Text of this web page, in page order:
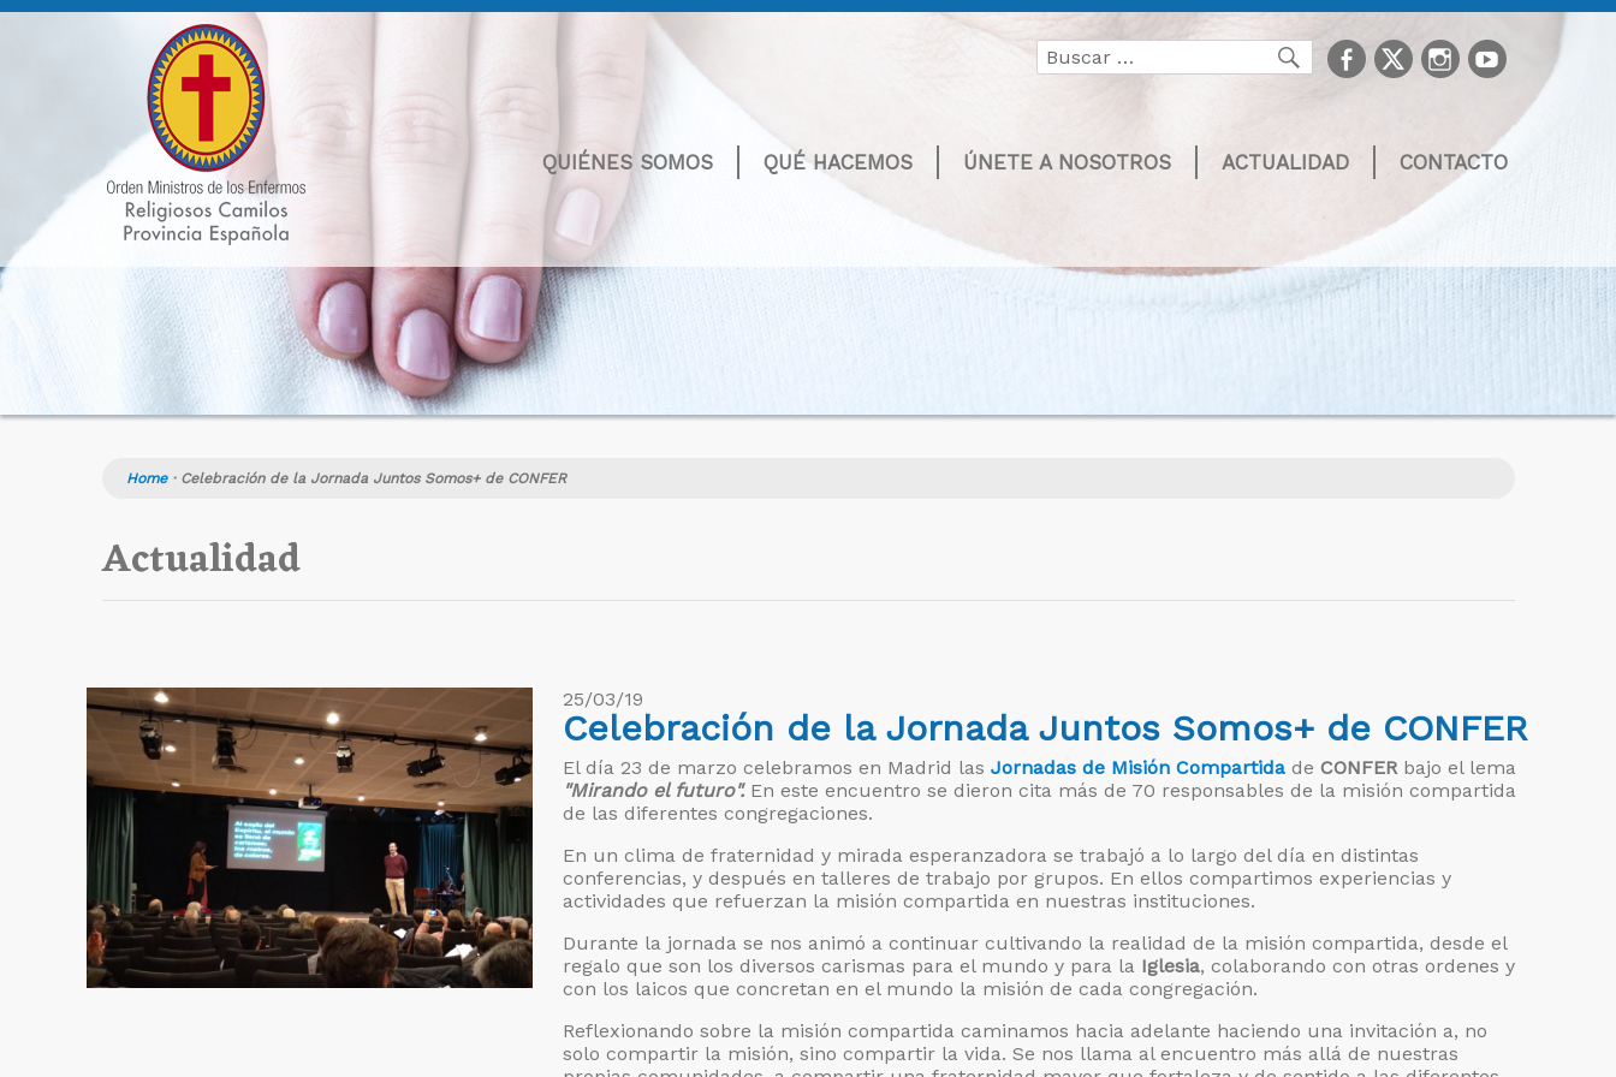
Buscar
por:
Buscarfacebook
TwitterInstagram
youtube
QUIÉNES SOMOS QUÉ HACEMOS ÚNETE A NOSOTROS ACTUALIDAD CONTACTO
Home· Celebración de la Jornada Juntos Somos+ de CONFER
Actualidad
25/03/19
Celebración de la Jornada Juntos Somos+ de CONFER
El día 23 de marzo celebramos en Madrid las Jornadas de Misión Compartida de CONFERbajo el lema
"Mirando el futuro".En este encuentro se dieron cita más de 70 responsables de la misión compartida
de las diferentes congregaciones.
En un clima de fraternidad y mirada esperanzadora se trabajó a lo largo del día en distintas
conferencias, y después en talleres de trabajo por grupos. En ellos compartimos experiencias y
actividades que refuerzan la misión compartida en nuestras instituciones.
Durante la jornada se nos animó a continuar cultivando la realidad de la misión compartida, desde el
regalo que son los diversos carismas para el mundo y para la Iglesia, colaborando con otras ordenes y
con los laicos que concretan en el mundo la misión de cada congregación.
Reflexionando sobre la misión compartida caminamos hacia adelante haciendo una invitación a, no
solo compartir la misión, sino compartir la vida. Se nos llama al encuentro más allá de nuestras